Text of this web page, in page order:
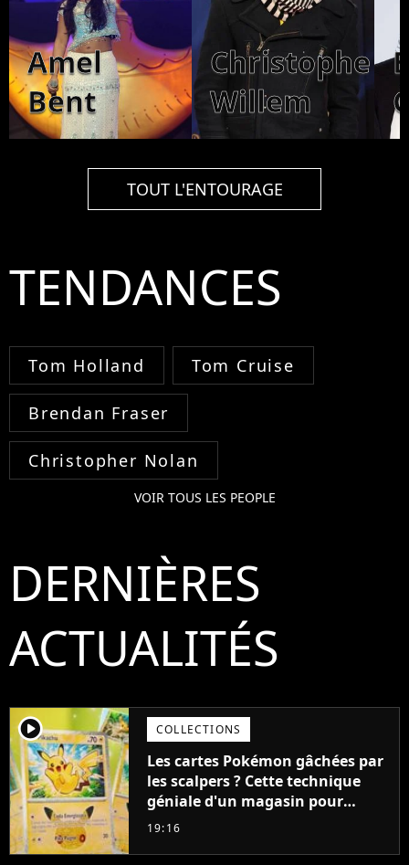
Amel
Bent
Christophe
Willem
TOUT L'ENTOURAGE
TENDANCES
Tom Holland Tom Cruise
Brendan Fraser
Christopher Nolan
VOIR TOUS LES PEOPLE
DERNIÈRES
ACTUALITÉS
player2 COLLECTIONS
Les cartes Pokémon gâchées par
les scalpers ? Cette technique
géniale d'un magasin pour
ruiner les revendeurs
19:16